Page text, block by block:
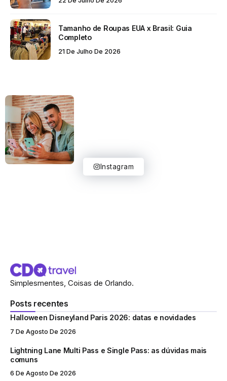
Tamanho de Roupas EUA x Brasil: Guia
Completo
21 De Julho De 2026
Instagram
Simplesmentes, Coisas de Orlando.
Posts recentes
Halloween Disneyland Paris 2026: datas e novidades
7 De Agosto De 2026
Lightning Lane Multi Pass e Single Pass: as dúvidas mais
comuns
6 De Agosto De 2026